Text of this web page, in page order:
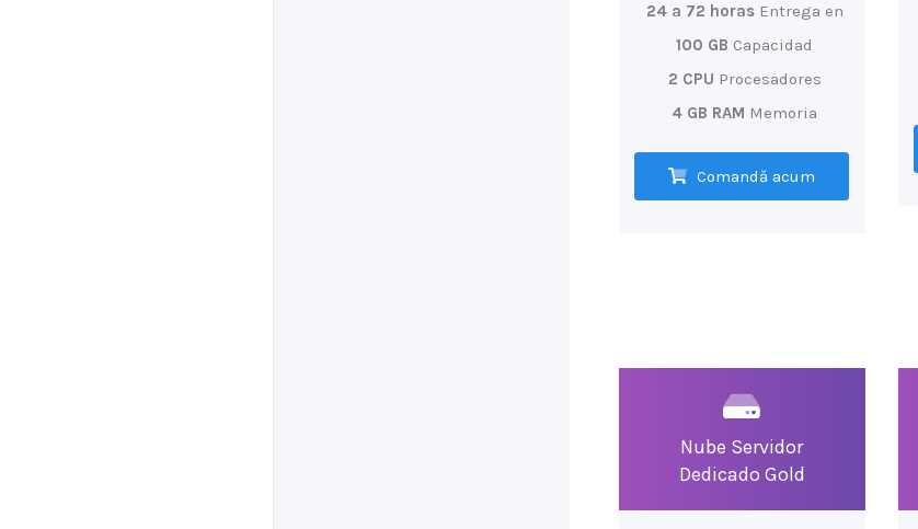
24 a 72 horasEntrega en
100 GB Capacidad
2 CPU Procesadores
4 GB RAM Memoria
Comandă acum
Nube Servidor
Dedicado Gold